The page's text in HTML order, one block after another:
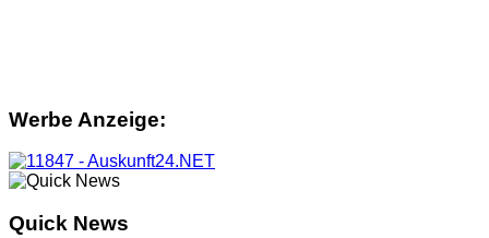
Werbe Anzeige:
Quick News